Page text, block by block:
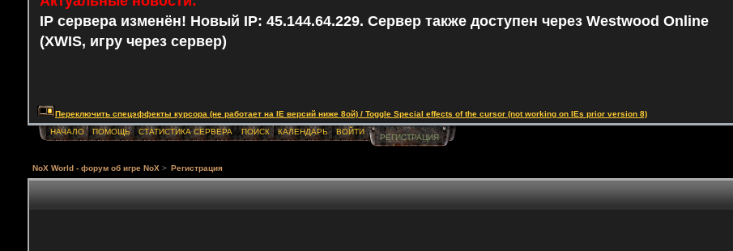
IP сервера изменён! Новый IP: 45.144.64.229. Сервер также доступен через Westwood Online
(XWIS, игру через сервер)
Переключить спецэффекты курсора (не работает на IE версий ниже 8ой) / Toggle Special effects of the cursor (not working on IEs prior version 8)
НАЧАЛО ПОМОЩЬ СТАТИСТИКА СЕРВЕРА ПОИСК КАЛЕНДАРЬ ВОЙТИ
РЕГИСТРАЦИЯ
NoX World - форум об игре NoX > Регистрация